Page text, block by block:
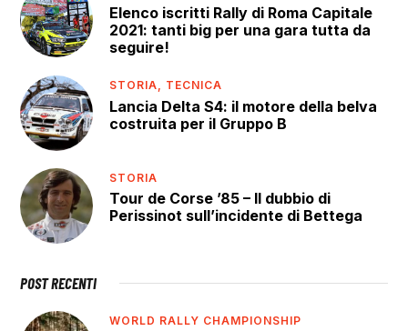
Elenco iscritti Rally di Roma Capitale
2021: tanti big per una gara tutta da
seguire!
STORIA, TECNICA
Lancia Delta S4: il motore della belva
costruita per il Gruppo B
STORIA
Tour de Corse ’85 – Il dubbio di
Perissinot sull’incidente di Bettega
POST RECENTI
WORLD RALLY CHAMPIONSHIP